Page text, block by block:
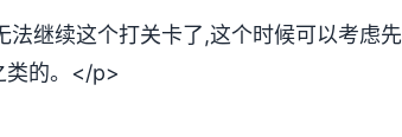
继续这个打关卡了,这个时候可以考虑先
类的。</p>